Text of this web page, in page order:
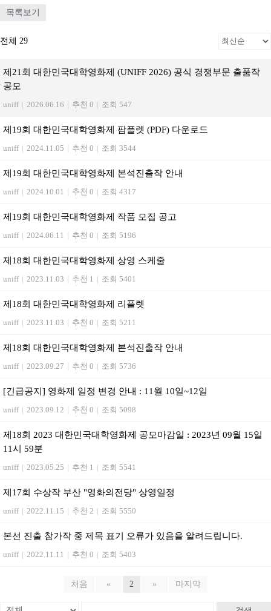
목록보기
전체 29
제21회 대한민국대학영화제 (UNIFF 2026) 공식 경쟁부문 출품작
공모
uniff | 2026.06.16 | 추천 0 | 조회 547
제19회 대한민국대학영화제 팜플렛 (PDF) 다운로드
uniff | 2024.11.05 | 추천 0 | 조회 3544
제19회 대한민국대학영화제 본석진출작 안내
uniff | 2024.10.01 | 추천 0 | 조회 4317
제19회 대한민국대학영화제 작품 모집 공고
uniff | 2024.06.11 | 추천 0 | 조회 5196
제18회 대한민국대학영화제 상영 스케줄
uniff | 2023.11.03 | 추천 1 | 조회 5401
제18회 대한민국대학영화제 리플렛
uniff | 2023.11.03 | 추천 0 | 조회 5211
제18회 대한민국대학영화제 본석진출작 안내
uniff | 2023.09.27 | 추천 0 | 조회 5736
[긴급공지] 영화제 일정 변경 안내 : 11월 10일~12일
uniff | 2023.09.12 | 추천 0 | 조회 5098
제18회 2023 대한민국대학영화제 공모마감일 : 2023년 09월 15일
11시 59분
uniff | 2023.05.25 | 추천 1 | 조회 5541
제17회 수상작 부산 "영화의전당" 상영일정
uniff | 2022.11.15 | 추천 2 | 조회 5550
본선 진출 참가작 중 제목 표기 오류가 있음을 알려드립니다.
uniff | 2022.11.11 | 추천 0 | 조회 5403
처음 « 2 » 마지막